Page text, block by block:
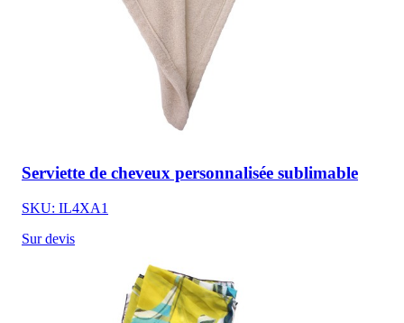
Serviette de cheveux personnalisée sublimable
SKU: IL4XA1
Sur devis